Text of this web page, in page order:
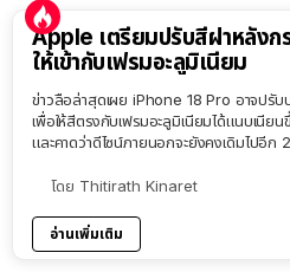
Apple เตรียมปรับสีฝาหลังก
ให้เข้ากับเฟรมอะลูมิเนียม
ข่าวลือล่าสุดเผย iPhone 18 Pro อาจปรับ
เพื่อให้สีตรงกับเฟรมอะลูมิเนียมได้แนบเนีย
และคาดว่าดีไซน์ภายนอกจะยังคงเดิมไปอีก
โดย Thitirath Kinaret
อ่านเพิ่มเติม